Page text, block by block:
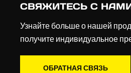
СВЯЖИТЕСЬ С
Узнайте больше о нашей
получите индивидуальное
ОБРАТНАЯ СВЯЗЬ